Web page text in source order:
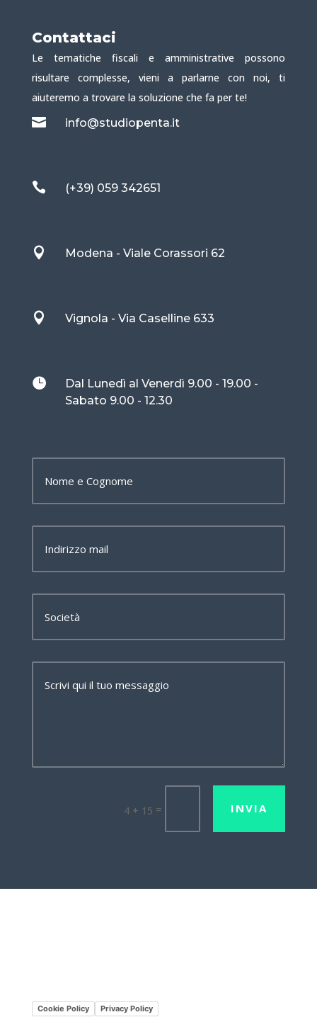
Contattaci
Le tematiche fiscali e amministrative possono
risultare complesse, vieni a parlarne con noi, ti
aiuteremo a trovare la soluzione che fa per te!
 info@studiopenta.it
 (+39) 059 342651
 Modena - Viale Corassori 62
 Vignola - Via Caselline 633

Dal Lunedì al Venerdì 9.00 - 19.00 -
Sabato 9.00 - 12.30
4 + 15 = INVIA
Cookie Policy Privacy Policy